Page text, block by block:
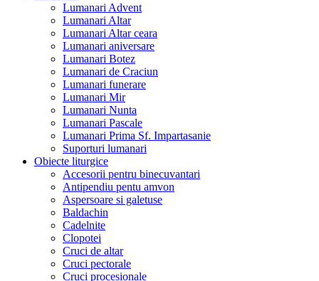
Lumanari Advent
Lumanari Altar
Lumanari Altar ceara
Lumanari aniversare
Lumanari Botez
Lumanari de Craciun
Lumanari funerare
Lumanari Mir
Lumanari Nunta
Lumanari Pascale
Lumanari Prima Sf. Impartasanie
Suporturi lumanari
Obiecte liturgice
Accesorii pentru binecuvantari
Antipendiu pentu amvon
Aspersoare si galetuse
Baldachin
Cadelnite
Clopotei
Cruci de altar
Cruci pectorale
Cruci procesionale